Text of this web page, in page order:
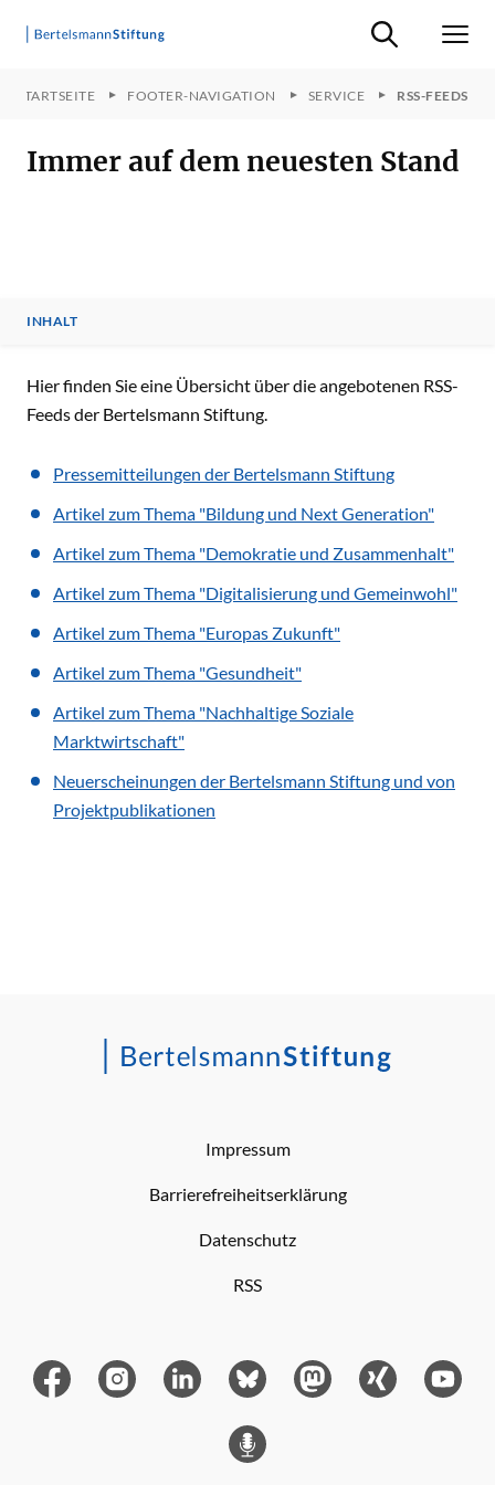
Suche ein-/
STARTSEITE FOOTER-NAVIGATION SERVICE RSS-FEEDS
Immer auf dem neuesten Stand
INHALT
INHALT
Hier finden Sie eine Übersicht über die angebotenen RSS-
Feeds der Bertelsmann Stiftung.
Pressemitteilungen der Bertelsmann Stiftung
Artikel zum Thema "Bildung und Next Generation"
Artikel zum Thema "Demokratie und Zusammenhalt"
Artikel zum Thema "Digitalisierung und Gemeinwohl"
Artikel zum Thema "Europas Zukunft"
Artikel zum Thema "Gesundheit"
Artikel zum Thema "Nachhaltige Soziale
Marktwirtschaft"
Neuerscheinungen der Bertelsmann Stiftung und von
Projektpublikationen
Impressum
Barrierefreiheitserklärung
Datenschutz
RSS